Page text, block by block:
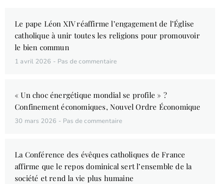
Le pape Léon XIV réaffirme l’engagement de l’Église
catholique à unir toutes les religions pour promouvoir
le bien commun
1 avril 2026 Pas de commentaire
« Un choc énergétique mondial se profile » ?
Confinement économiques, Nouvel Ordre Économique
30 mars 2026 Pas de commentaire
La Conférence des évêques catholiques de France
affirme que le repos dominical sert l’ensemble de la
société et rend la vie plus humaine